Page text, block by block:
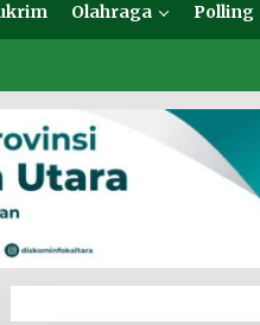
Olahraga Polling